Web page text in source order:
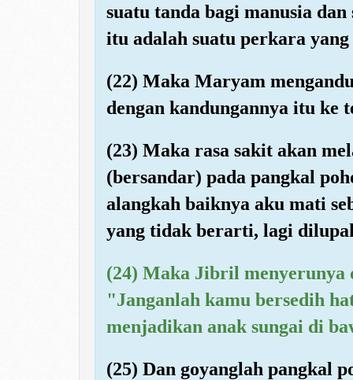
suatu tanda bagi manusia
itu adalah suatu perkara
(22) Maka Maryam
dengan kandungannya itu ke
(23) Maka rasa sakit akan
(bersandar) pada pangkal
alangkah baiknya aku mati
yang tidak berarti, lagi
(24) Maka Jibril menyerunya
"Janganlah kamu bersedih
menjadikan anak sungai di
(25) Dan goyanglah pangkal